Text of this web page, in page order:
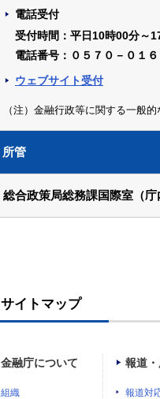
電話受付
受付時間：平日10時00分～
電話番号：０５７０－０１
ウェブサイト受付
（注）金融行政等に関する一般
所管
総合政策局総務課国際室（庁
サイトマップ
金融庁について
組織
報道
報道対